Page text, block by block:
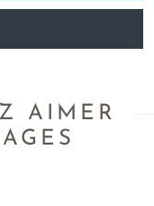
AIMER